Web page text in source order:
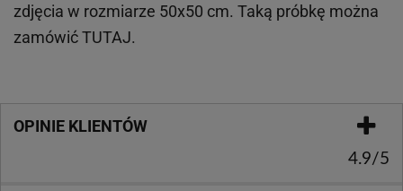
zdjęcia w rozmiarze 50x50 cm. Taką próbkę można
zamówićTUTAJ.
OPINIE KLIENTÓW
4.9/5